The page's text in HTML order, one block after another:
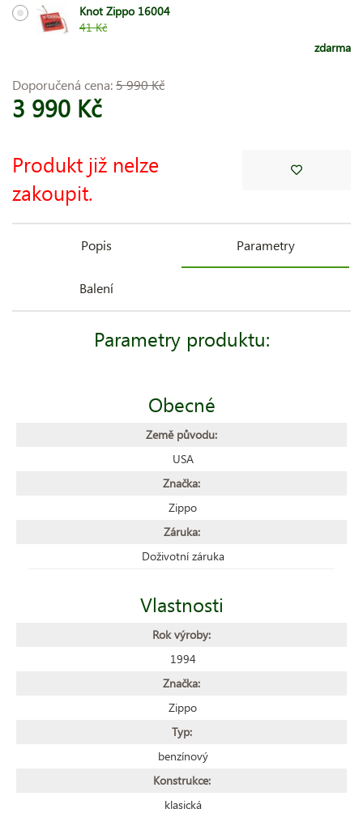
Knot Zippo 16004
41 Kč
zdarma
Doporučená cena:5 990 Kč
3 990 Kč
Produkt již nelze
zakoupit.
Popis Parametry
Balení
Parametry produktu:
Obecné
Země původu:
USA
Značka:
Zippo
Záruka:
Doživotní záruka
Vlastnosti
Rok výroby:
1994
Značka:
Zippo
Typ:
benzínový
Konstrukce:
klasická